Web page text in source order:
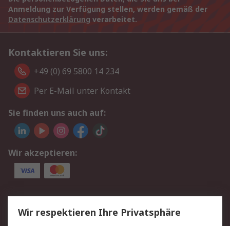
Anmeldung zur Verfügung stellen, werden gemäß der
Datenschutzerklärung verarbeitet.
Kontaktieren Sie uns:
+49 (0) 69 5800 14 234
Per E-Mail unter Kontakt
Sie finden uns auch auf:
Wir akzeptieren:
Service
Value Added Services
Lieferlösungen
Wir respektieren Ihre Privatsphäre